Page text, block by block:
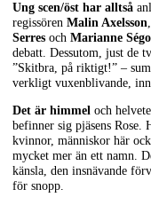
Ung scen/öst har alltså
regissören Malin Axelsson
Serres och Marianne
debatt. Dessutom, just de
”Skitbra, på riktigt!” –
verkligt vuxenblivande,
Det är himmel och
befinner sig pjäsens Rose.
kvinnor, människor här
mycket mer än ett namn.
känsla, den insnävande
för snopp.